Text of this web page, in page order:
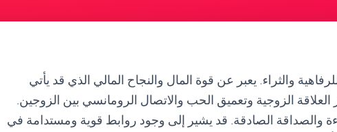
والثراء. يعبر عن قوة المال والنجاح المالي الذي قد يأتي
الزوجية وتعميق الحب والاتصال الرومانسي بين الزوجين.
والصداقة الصادقة. قد يشير إلى وجود روابط قوية ومستدامة في